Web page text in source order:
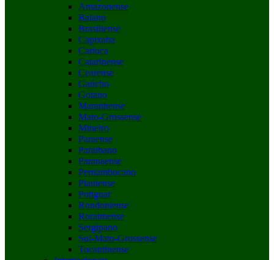
Amazonense
Baiano
Brasiliense
Capixaba
Carioca
Catarinense
Cearense
Gaúcho
Goiano
Maranhense
Mato-Grossense
Mineiro
Paraense
Paraibano
Paranaense
Pernambucano
Piauiense
Potiguar
Rondoniense
Roraimense
Sergipano
Sul-Mato-Grossense
Tocantinense